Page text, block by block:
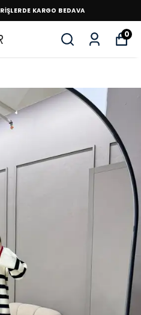
KARGO BEDAVA
0